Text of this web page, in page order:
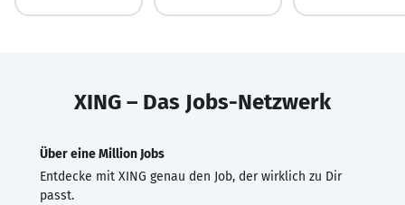
XING – Das Jobs-Netzwerk
Über eine Million Jobs
Entdecke mit XING genau den Job, der wirklich zu Dir
passt.